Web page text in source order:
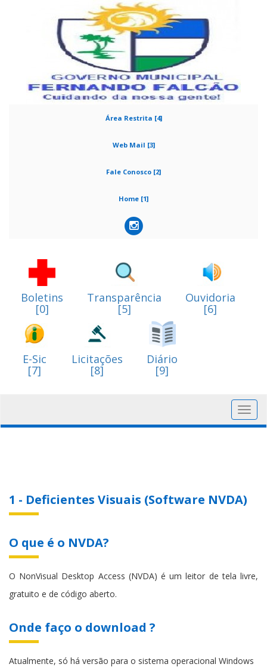
Área Restrita [4]
Web Mail [3]
Fale Conosco [2]
Home [1]
Boletins
[0]
Transparência
[5]
Ouvidoria
[6]
E-Sic
[7]
Licitações
[8]
Diário
[9]
1 - Deficientes Visuais (Software NVDA)
O que é o NVDA?
O NonVisual Desktop Access (NVDA) é um leitor de tela livre,
gratuito e de código aberto.
Onde faço o download ?
Atualmente, só há versão para o sistema operacional Windows